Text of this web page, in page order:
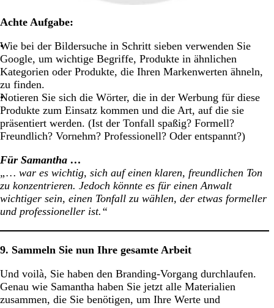
Achte Aufgabe:
Wie bei der Bildersuche in Schritt sieben verwenden Sie
Google, um wichtige Begriffe, Produkte in ähnlichen
Kategorien oder Produkte, die Ihren Markenwerten ähneln,
zu finden.
Notieren Sie sich die Wörter, die in der Werbung für diese
Produkte zum Einsatz kommen und die Art, auf die sie
präsentiert werden. (Ist der Tonfall spaßig? Formell?
Freundlich? Vornehm? Professionell? Oder entspannt?)
Für Samantha …
„… war es wichtig, sich auf einen klaren, freundlichen Ton
zu konzentrieren. Jedoch könnte es für einen Anwalt
wichtiger sein, einen Tonfall zu wählen, der etwas formeller
und professioneller ist.“
9. Sammeln Sie nun Ihre gesamte Arbeit
Und voilà, Sie haben den Branding-Vorgang durchlaufen.
Genau wie Samantha haben Sie jetzt alle Materialien
zusammen, die Sie benötigen, um Ihre Werte und